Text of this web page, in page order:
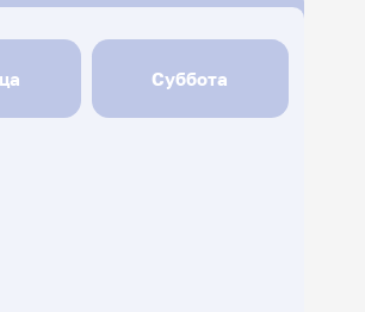
Суббота